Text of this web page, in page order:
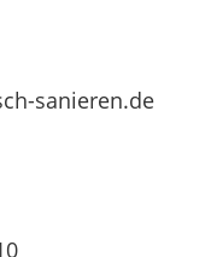
sanieren.de